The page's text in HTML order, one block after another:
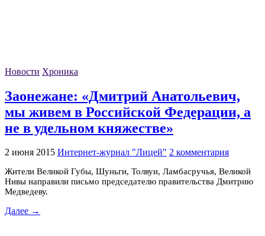
Новости Хроника
Заонежане: «Дмитрий Анатольевич,
мы живем в Российской Федерации, а
не в удельном княжестве»
2 июня 2015 Интернет-журнал "Лицей" 2 комментария
Жители Великой Губы, Шуньги, Толвуи, Ламбасручья, Великой
Нивы направили письмо председателю правительства Дмитрию
Медведеву.
Далее →